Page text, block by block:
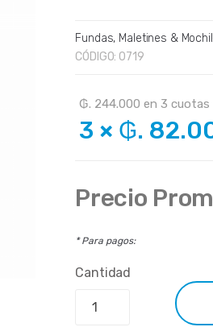
Fundas, Maletines &
CÓDIGO: 0719
₲. 244.000 en3 cuotas
3 × ₲.
Precio
* Para pagos:
Cantidad